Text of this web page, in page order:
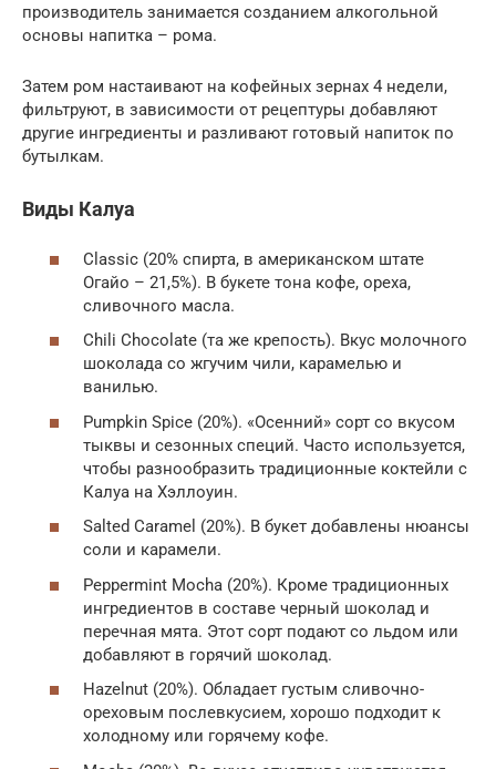
производитель занимается созданием алкогольной
основы напитка – рома.
Затем ром настаивают на кофейных зернах 4 недели,
фильтруют, в зависимости от рецептуры добавляют
другие ингредиенты и разливают готовый напиток по
бутылкам.
Виды Калуа
Classic (20% спирта, в американском штате
Огайо – 21,5%). В букете тона кофе, ореха,
сливочного масла.
Chili Chocolate (та же крепость). Вкус молочного
шоколада со жгучим чили, карамелью и
ванилью.
Pumpkin Spice (20%). «Осенний» сорт со вкусом
тыквы и сезонных специй. Часто используется,
чтобы разнообразить традиционные коктейли с
Калуа на Хэллоуин.
Salted Caramel (20%). В букет добавлены нюансы
соли и карамели.
Peppermint Mocha (20%). Кроме традиционных
ингредиентов в составе черный шоколад и
перечная мята. Этот сорт подают со льдом или
добавляют в горячий шоколад.
Hazelnut (20%). Обладает густым сливочно-
ореховым послевкусием, хорошо подходит к
холодному или горячему кофе.